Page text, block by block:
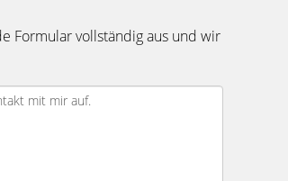
Formular vollständig aus und wir